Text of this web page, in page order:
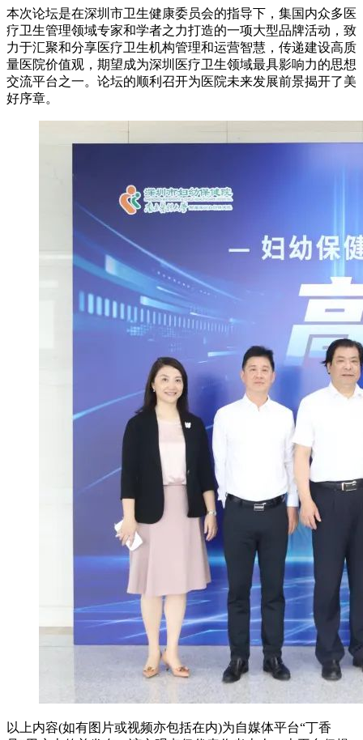
本次论坛是在深圳市卫生健康委员会的指导下，集国内众多医
疗卫生管理领域专家和学者之力打造的一项大型品牌活动，致
力于汇聚和分享医疗卫生机构管理和运营智慧，传递建设高质
量医院价值观，期望成为深圳医疗卫生领域最具影响力的思想
交流平台之一。论坛的顺利召开为医院未来发展前景揭开了美
好序章。
以上内容(如有图片或视频亦包括在内)为自媒体平台“丁香